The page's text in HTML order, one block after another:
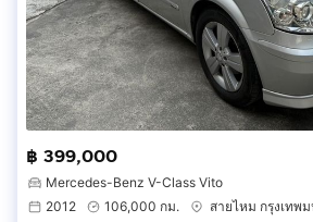
฿ 399,000
Mercedes-Benz V-Class Vito
2012
106,000 กม.
สายไหม กรุงเทพ